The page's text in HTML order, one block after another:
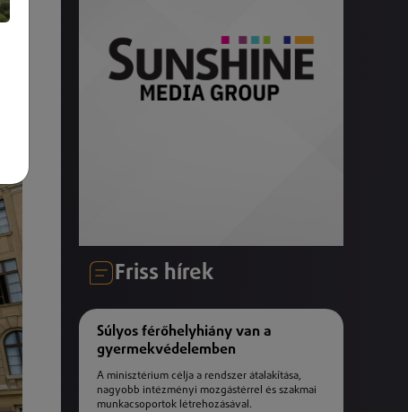
Friss hírek
Súlyos férőhelyhiány van a
gyermekvédelemben
A minisztérium célja a rendszer átalakítása,
nagyobb intézményi mozgástérrel és szakmai
munkacsoportok létrehozásával.